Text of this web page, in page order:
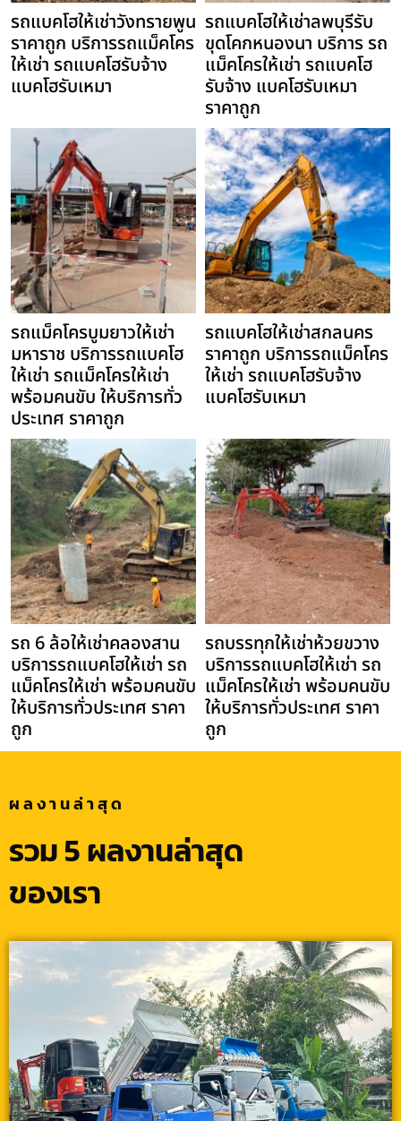
รถแบคโฮให้เช่าวังทรายพูน
ราคาถูก บริการรถแม็คโคร
ให้เช่า รถแบคโฮรับจ้าง
แบคโฮรับเหมา
รถแบคโฮให้เช่าลพบุรีรับ
ขุดโคกหนองนา บริการ รถ
แม็คโครให้เช่า รถแบคโฮ
รับจ้าง แบคโฮรับเหมา
ราคาถูก
รถแม็คโครบูมยาวให้เช่า
มหาราช บริการรถแบคโฮ
ให้เช่า รถแม็คโครให้เช่า
พร้อมคนขับ ให้บริการทั่ว
ประเทศ ราคาถูก
รถแบคโฮให้เช่าสกลนคร
ราคาถูก บริการรถแม็คโคร
ให้เช่า รถแบคโฮรับจ้าง
แบคโฮรับเหมา
รถ 6 ล้อให้เช่าคลองสาน
บริการรถแบคโฮให้เช่า รถ
แม็คโครให้เช่า พร้อมคนขับ
ให้บริการทั่วประเทศ ราคา
ถูก
รถบรรทุกให้เช่าห้วยขวาง
บริการรถแบคโฮให้เช่า รถ
แม็คโครให้เช่า พร้อมคนขับ
ให้บริการทั่วประเทศ ราคา
ถูก
ผลงานล่าสุด
รวม 5 ผลงานล่าสุด
ของเรา